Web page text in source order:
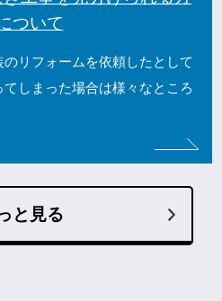
ついて
リフォームを依頼したとして
しまった場合は様々なところ
と見る